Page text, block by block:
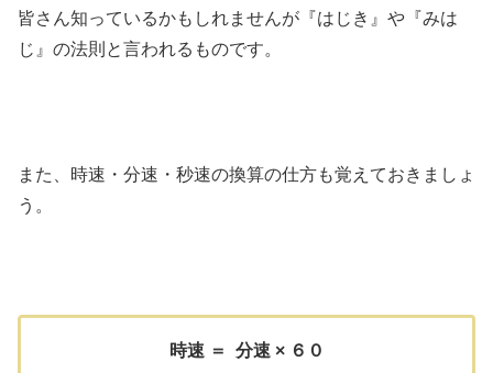
皆さん知っているかもしれませんが『はじき』や『みは
じ』の法則と言われるものです。
また、時速・分速・秒速の換算の仕方も覚えておきましょ
う。
時速 ＝ 分速 × ６０